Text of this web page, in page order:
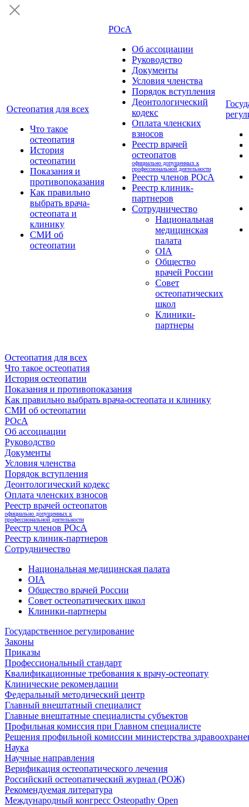
Остеопатия для всех
Что такое
остеопатия
История
остеопатии
Показания и
противопоказания
Как правильно
выбрать врача-
остеопата и
клинику
СМИ об
остеопатии
РОсА
Об ассоциации
Руководство
Документы
Условия членства
Порядок вступления
Деонтологический
кодекс
Оплата членских
взносов
Реестр врачей
остеопатов
официально допущенных к
профессиональной деятельности
Реестр членов РОсА
Реестр клиник-
партнеров
Сотрудничество
Национальная
медицинская
палата
OIA
Общество
врачей России
Совет
остеопатических
школ
Клиники-
партнеры
Остеопатия для всех
Что такое остеопатия
История остеопатии
Показания и противопоказания
Как правильно выбрать врача-остеопата и клинику
СМИ об остеопатии
РОсА
Об ассоциации
Руководство
Документы
Условия членства
Порядок вступления
Деонтологический кодекс
Оплата членских взносов
Реестр врачей остеопатов
официально допущенных к
профессиональной деятельности
Реестр членов РОсА
Реестр клиник-партнеров
Сотрудничество
Национальная медицинская палата
OIA
Общество врачей России
Совет остеопатических школ
Клиники-партнеры
Государственное регулирование
Законы
Приказы
Профессиональный стандарт
Квалификационные требования к врачу-остеопату
Клинические рекомендации
Федеральный методический центр
Главный внештатный специалист
Главные внештатные специалисты субъектов
Профильная комиссия при Главном специалисте
Решения профильной комиссии министерства
Наука
Научные направления
Верификация остеопатического лечения
Российский остеопатический журнал (РОЖ)
Рекомендуемая литература
Международный конгресс Osteopathy Open